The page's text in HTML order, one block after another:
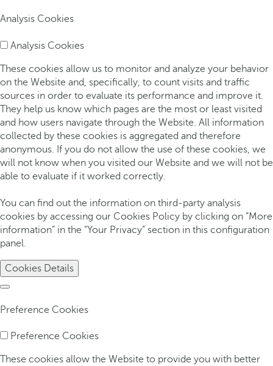
Analysis Cookies
Analysis Cookies
These cookies allow us to monitor and analyze your behavior
on the Website and, specifically, to count visits and traffic
sources in order to evaluate its performance and improve it.
They help us know which pages are the most or least visited
and how users navigate through the Website. All information
collected by these cookies is aggregated and therefore
anonymous. If you do not allow the use of these cookies, we
will not know when you visited our Website and we will not be
able to evaluate if it worked correctly.
You can find out the information on third-party analysis
cookies by accessing our Cookies Policy by clicking on “More
information” in the “Your Privacy” section in this configuration
panel.
Cookies Details
Preference Cookies
Preference Cookies
These cookies allow the Website to provide you with better